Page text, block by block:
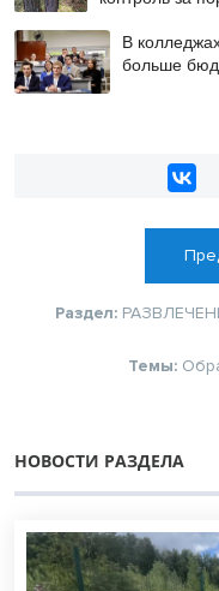
В
больше
Раздел:
Темы:
НОВОСТИ РАЗДЕЛА